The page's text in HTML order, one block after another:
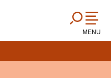
MENU